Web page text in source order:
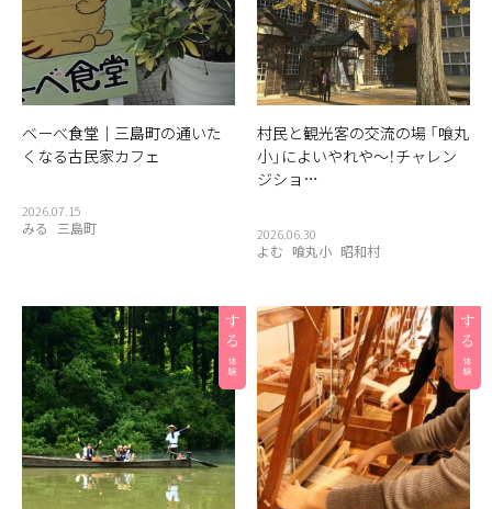
ベーべ食堂｜三島町の通いた
くなる古民家カフェ
2026.07.15
みる 三島町
村民と観光客の交流の場 「喰丸
小」によいやれや〜！チャレン
ジショ…
2026.06.30
よむ 喰丸小 昭和村